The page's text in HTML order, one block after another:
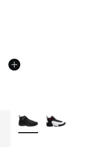
Plus de couleurs